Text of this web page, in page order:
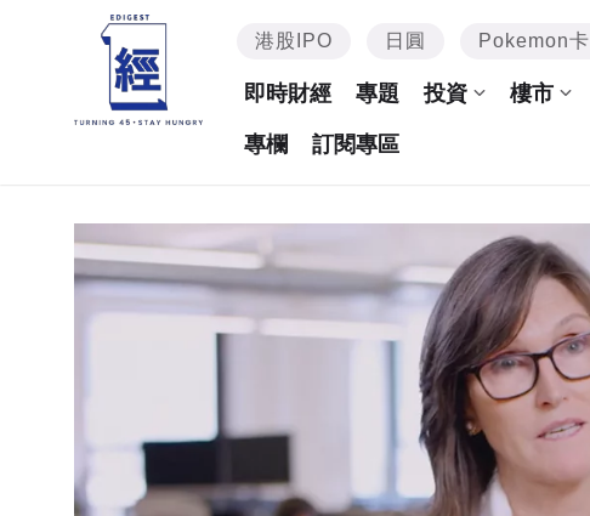
港股IPO 日圓 Pokemon卡
即時財經 專題 投資 樓市
專欄 訂閱專區